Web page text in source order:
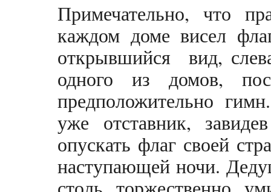
Примечательно, что
каждом доме висел
открывшийся вид,
одного из домов,
предположительно
уже отставник,
опускать флаг своей
наступающей ночи.